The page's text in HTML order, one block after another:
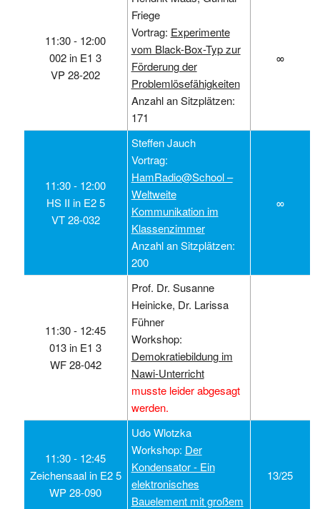
11:30 ‑ 12:00
002 in E1 3
VP 28-202
Friege
Vortrag: Experimente
vom Black-Box-Typ zur
Förderung der
Problemlösefähigkeiten
Anzahl an Sitzplätzen:
171
∞
11:30 ‑ 12:00
HS II in E2 5
VT 28-032
Steffen Jauch
Vortrag:
HamRadio@School –
Weltweite
Kommunikation im
Klassenzimmer
Anzahl an Sitzplätzen:
200
∞
11:30 ‑ 12:45
013 in E1 3
WF 28-042
Prof. Dr. Susanne
Heinicke, Dr. Larissa
Fühner
Workshop:
Demokratiebildung im
Nawi-Unterricht
musste leider abgesagt
werden.
11:30 ‑ 12:45
Zeichensaal in E2 5
WP 28-090
Udo Wlotzka
Workshop: Der
Kondensator - Ein
elektronisches
Bauelement mit großem
13/25